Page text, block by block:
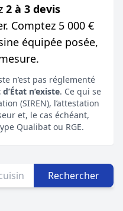
2 à 3 devis
Comptez 5 000 €
équipée posée,
n’est pas réglementé
n’existe. Ce qui se
(SIREN), l’attestation
et, le cas échéant,
Qualibat ou RGE.
Rechercher